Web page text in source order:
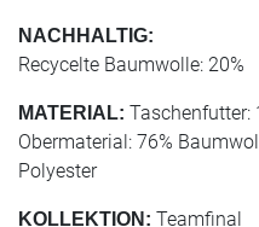
NACHHALTIG:
Recycelte Baumwolle: 20%
MATERIAL: Taschenfutter:
Obermaterial: 76%
Polyester
KOLLEKTION: Teamfinal